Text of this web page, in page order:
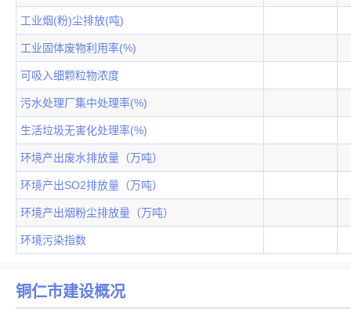
工业烟(粉)尘排放(吨)
工业固体废物利用率(%)
可吸入细颗粒物浓度
污水处理厂集中处理率(%)
生活垃圾无害化处理率(%)
环境产出废水排放量（万吨）
环境产出SO2排放量（万吨）
环境产出烟粉尘排放量（万吨）
环境污染指数
铜仁市建设概况